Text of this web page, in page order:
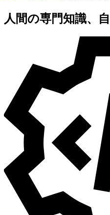
人間の専門知識、